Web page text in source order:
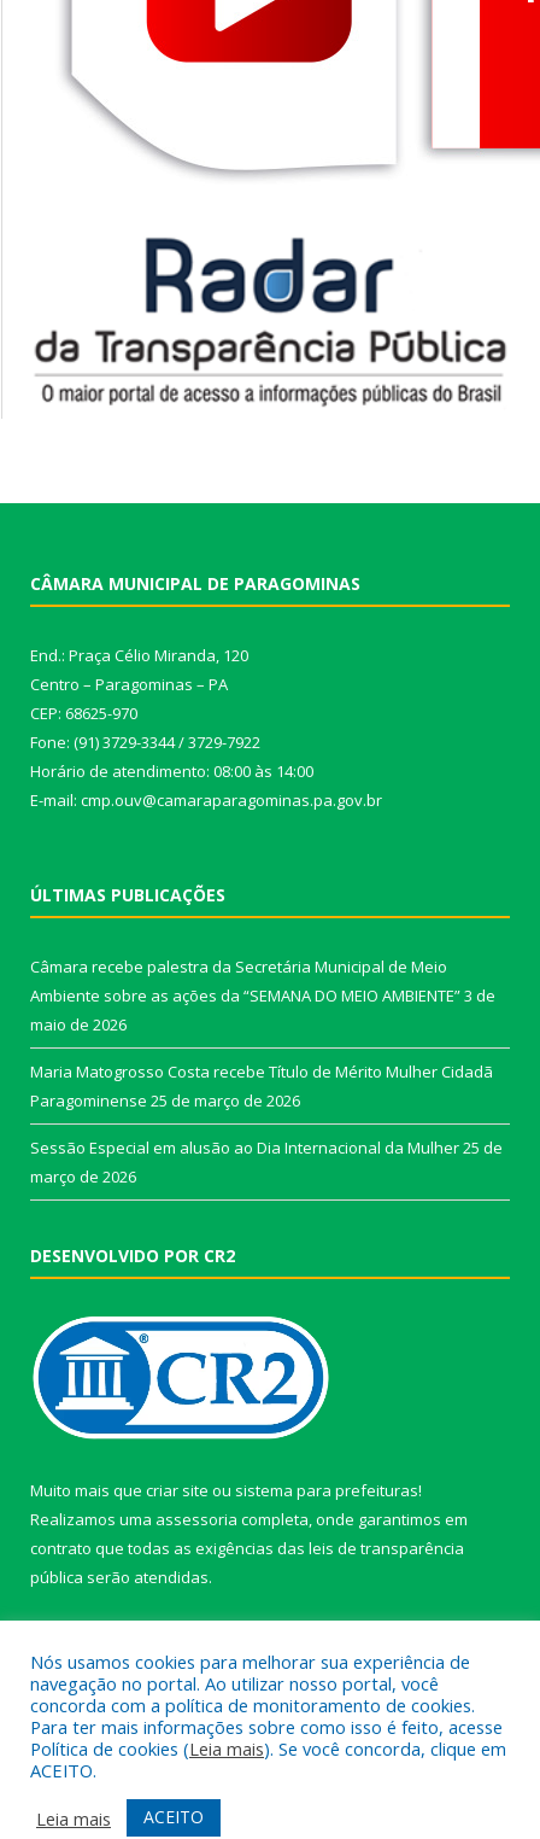
CÂMARA MUNICIPAL DE PARAGOMINAS
End.: Praça Célio Miranda, 120
Centro – Paragominas – PA
CEP: 68625-970
Fone: (91) 3729-3344 / 3729-7922
Horário de atendimento: 08:00 às 14:00
E-mail: cmp.ouv@camaraparagominas.pa.gov.br
ÚLTIMAS PUBLICAÇÕES
Câmara recebe palestra da Secretária Municipal de Meio
Ambiente sobre as ações da “SEMANA DO MEIO AMBIENTE”3 de
maio de 2026
Maria Matogrosso Costa recebe Título de Mérito Mulher Cidadã
Paragominense 25 de março de 2026
Sessão Especial em alusão ao Dia Internacional da Mulher25 de
março de 2026
DESENVOLVIDO POR CR2
Muito mais que criar site ou sistema para prefeituras!
Realizamos uma assessoria completa, onde garantimos em
contrato que todas as exigências das leis de transparência
pública serão atendidas.
Todos os direitos reservados a câmara de Paragominas.
Mapa do Site
Acessar Área Administrativa
Nós usamos cookies para melhorar sua experiência de
navegação no portal. Ao utilizar nosso portal, você
concorda com a política de monitoramento de cookies.
Para ter mais informações sobre como isso é feito, acesse
Política de cookies (Leia mais). Se você concorda, clique em
ACEITO.
Leia mais
ACEITO